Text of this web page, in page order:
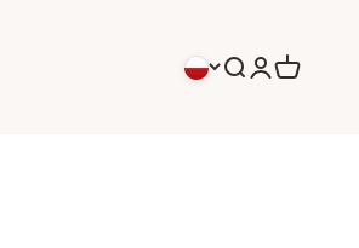
SzukajLogowanie
Koszyk